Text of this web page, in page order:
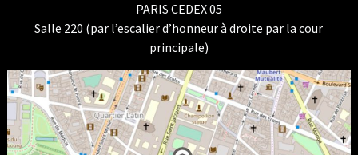
PARIS CEDEX 05
Salle 220 (par l’escalier d’honneur à droite par la cour
principale)